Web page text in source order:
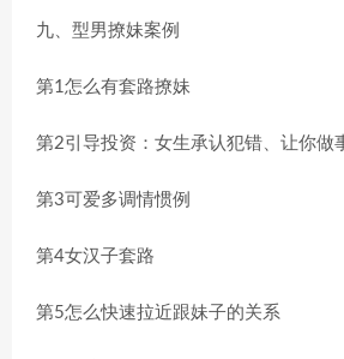
九、型男撩妹案例
第1怎么有套路撩妹
第2引导投资：女生承认犯错、让你做
第3可爱多调情惯例
第4女汉子套路
第5怎么快速拉近跟妹子的关系